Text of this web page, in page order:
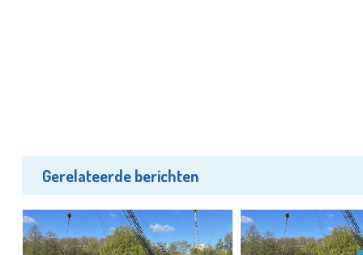
Gerelateerde berichten